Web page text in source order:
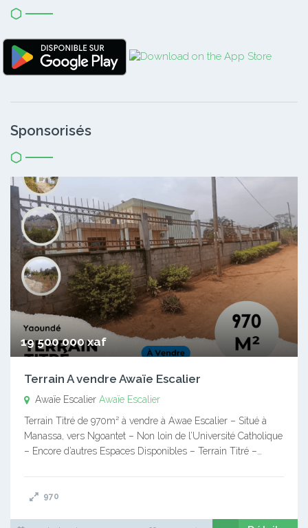
Sponsorisés
19 500 000 xaf
Terrain A vendre Awaïe Escalier
Awaïe Escalier Awaïe Escalier
Terrain Titré de 970m² à vendre à Awae Escalier – Situé à
Manassa, vers Ngoantet – Non loin de l’Université Catholique
– Encore d’autres Espaces Disponibles – Terrain Titré –…
970